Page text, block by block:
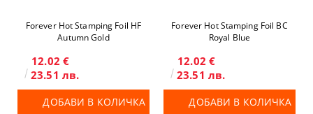
Forever Hot Stamping Foil HF
Autumn Gold
12.02 €
23.51 лв.
ДОБАВИ В КОЛИЧКА
Forever Hot Stamping Foil BC
Royal Blue
12.02 €
23.51 лв.
ДОБАВИ В КОЛИЧКА